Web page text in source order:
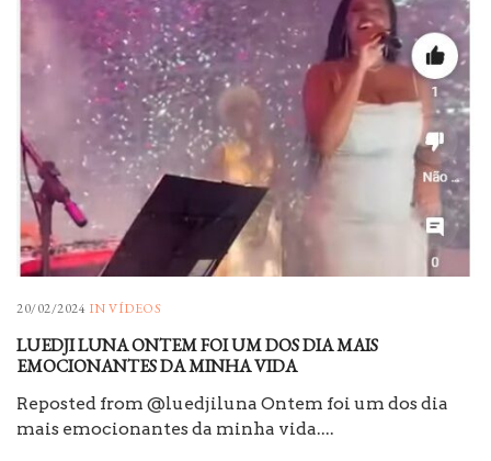
20/02/2024 INVÍDEOS
LUEDJI LUNA ONTEM FOI UM DOS DIA MAIS
EMOCIONANTES DA MINHA VIDA
Reposted from @luedjiluna Ontem foi um dos dia
mais emocionantes da minha vida....